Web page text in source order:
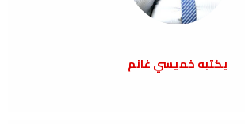
يكتبه خميسي غانم